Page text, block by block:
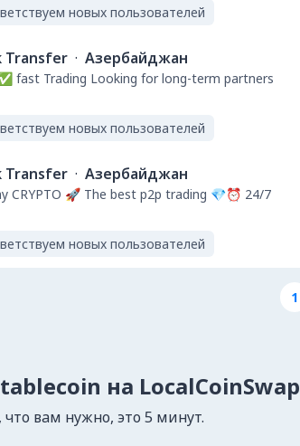
новых пользователей
Transfer · Азербайджан
fast Trading Looking for long-term partners
новых пользователей
Transfer · Азербайджан
CRYPTO 🚀 The best p2p trading 💎⏰ 24/7
новых пользователей
1
на LocalCoinSwap
что вам нужно, это 5 минут.